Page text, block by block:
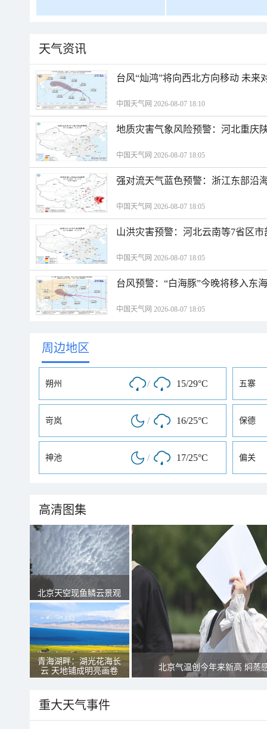
天气资讯
台风“灿鸿”将向西北方向移动 未来
中国天气网 2026-08-07 18:10
地质灾害气象风险预警：河北重庆
中国天气网 2026-08-07 18:05
强对流天气蓝色预警：浙江东部沿
中国天气网 2026-08-07 18:05
山洪灾害预警：河北云南等7省区
中国天气网 2026-08-07 18:05
台风预警：“白海豚”今晚将移入东
中国天气网 2026-08-07 18:05
周边地区
朔州 / 15/29°C 五寨
岢岚 / 16/25°C 保德
神池 / 17/25°C 偏关
高清图集
北京天空现鱼鳞云景观
青海湖畔：湖光花海长
云 天地铺成明亮画卷
北京气温创今年来新高 焖蒸
重大天气事件